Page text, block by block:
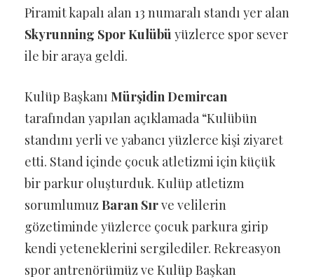
Piramit kapalı alan 13 numaralı standı yer alan
Skyrunning Spor Kulübü yüzlerce spor sever
ile bir araya geldi.
Kulüp Başkanı Mürşidin Demircan
tarafından yapılan açıklamada “Kulübün
standını yerli ve yabancı yüzlerce kişi ziyaret
etti. Stand içinde çocuk atletizmi için küçük
bir parkur oluşturduk. Kulüp atletizm
sorumlumuz Baran Sırve velilerin
gözetiminde yüzlerce çocuk parkura girip
kendi yeteneklerini sergilediler. Rekreasyon
spor antrenörümüz ve Kulüp Başkan